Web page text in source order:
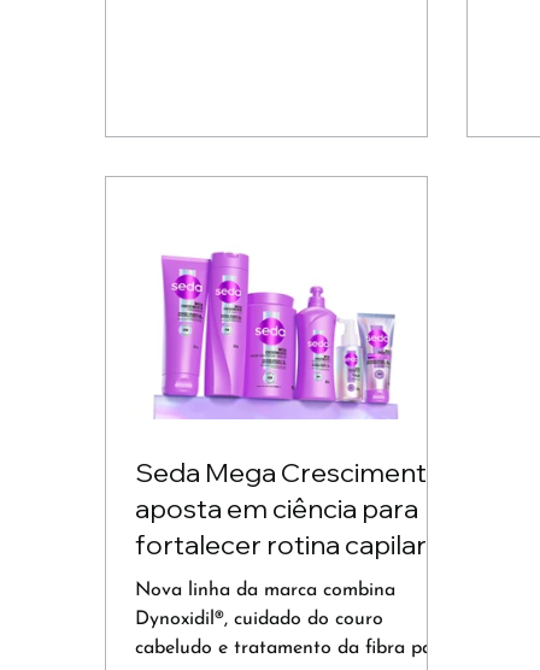
Seda Mega Crescimento
aposta em ciência para
fortalecer rotina capilar
Nova linha da marca combina
Dynoxidil®, cuidado do couro
cabeludo e tratamento da fibra para